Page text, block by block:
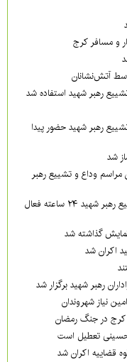
و مسافر کرج
رهبر شهید استفاده شد
رهبر شهید حضور پیدا
شد
مراسم وداع و تشییع رهبر
ناوگان حمل‌ونقل عمومی البرز در ایام وداع و تشییع رهبر شهید ۲۴ ساعته فعال
گذاشته شد
اکران شد
رهبر شهید برگزار شد
نیاز شهروندان
کرج در جنگ رمضان
حسینی تعطیل است
قضاییه اکران شد